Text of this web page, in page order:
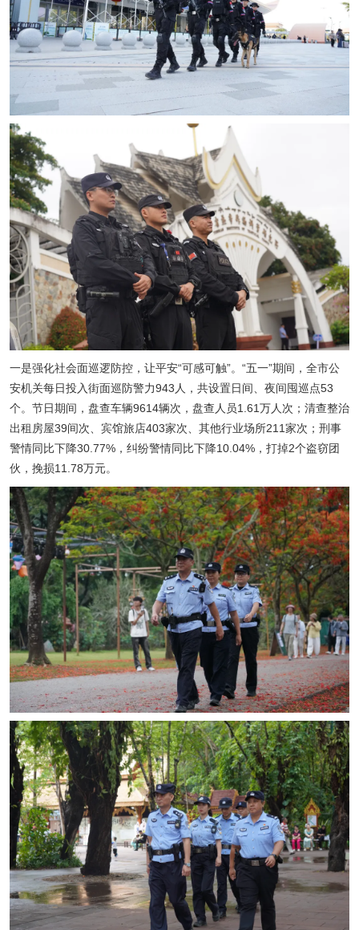
一是强化社会面巡逻防控，让平安“可感可触”。“五一”期间，全市公
安机关每日投入街面巡防警力943人，共设置日间、夜间囤巡点53
个。节日期间，盘查车辆9614辆次，盘查人员1.61万人次；清查整治
出租房屋39间次、宾馆旅店403家次、其他行业场所211家次；刑事
警情同比下降30.77%，纠纷警情同比下降10.04%，打掉2个盗窃团
伙，挽损11.78万元。